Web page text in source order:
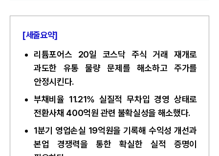
[세줄요약]
리튬포어스 20일 코스닥 주식 거래 재개로
과도한 유통 물량 문제를 해소하고 주가를
안정시킨다.
부채비율 11.21% 실질적 무차입 경영 상태로
전환사채 400억원 관련 불확실성을 해소했다.
1분기 영업손실 19억원을 기록해 수익성 개선과
본업 경쟁력을 통한 확실한 실적 증명이